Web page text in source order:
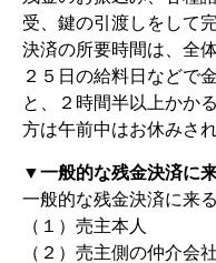
受、鍵の引渡しをして完
決済の所要時間は、全
２５日の給料日などで
と、２時間半以上かか
方は午前中はお休みさ
▼一般的な残金決済に
一般的な残金決済に来
（１）売主本人
（２）売主側の仲介会社